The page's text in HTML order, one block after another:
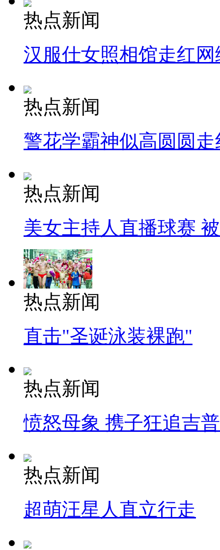
热点新闻
汉服仕女照相馆走红网
热点新闻
警花学霸神似高圆圆走
热点新闻
美女主持人直播球赛
热点新闻
直击"圣诞泳装裸跑"
热点新闻
愤怒母象 携子狂追吉
热点新闻
超萌汪星人直立行走